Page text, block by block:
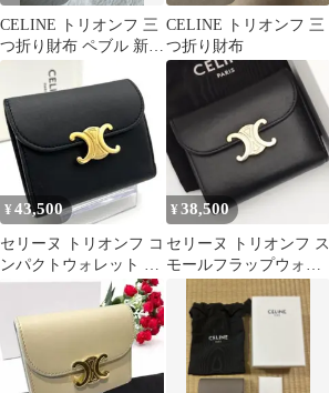
CELINE トリオンフ 三
つ折り財布 ペブル 新品
未使用
CELINE トリオンフ 三
つ折り財布
¥ 43,500
セリーヌ トリオンフ コ
ンパクトウォレット 三
つ折り レザー ブラック
¥38,500
セリーヌ トリオンフ ス
モールフラップウォレ